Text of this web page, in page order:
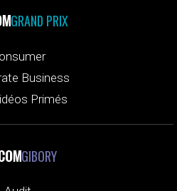
GRAND PRIX
Business
Primés
GIBORY